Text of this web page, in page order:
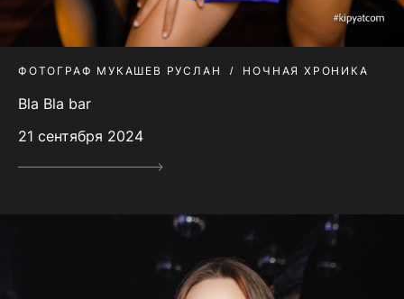
ФОТОГРАФ МУКАШЕВ РУСЛАН НОЧНАЯ ХРОНИКА
Bla Bla bar
21 сентября 2024